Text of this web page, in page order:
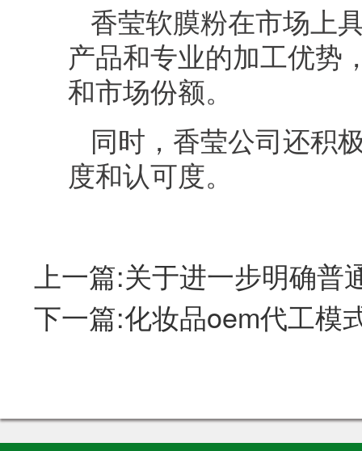
香莹软膜粉在市场上
产品和专业的加工优势
和市场份额。
同时，香莹公司还积
度和认可度。
上一篇:关于进一步明确普
下一篇:化妆品oem代工模